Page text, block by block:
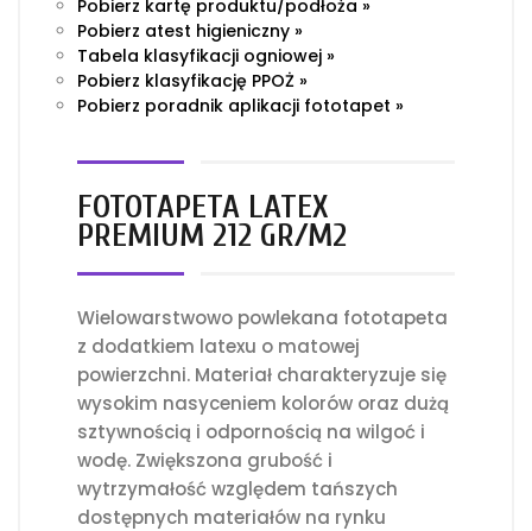
Pobierz kartę produktu/podłoża »
Pobierz atest higieniczny »
Tabela klasyfikacji ogniowej »
Pobierz klasyfikację PPOŻ »
Pobierz poradnik aplikacji fototapet »
FOTOTAPETA LATEX
PREMIUM 212 GR/M2
Wielowarstwowo powlekana fototapeta
z dodatkiem latexu o matowej
powierzchni. Materiał charakteryzuje się
wysokim nasyceniem kolorów oraz dużą
sztywnością i odpornością na wilgoć i
wodę. Zwiększona grubość i
wytrzymałość względem tańszych
dostępnych materiałów na rynku